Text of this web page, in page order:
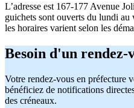
L’adresse est 167-177 Avenue
guichets sont ouverts du lundi
les horaires varient selon les
Besoin d'un rendez-
Votre rendez-vous en préfecture
bénéficiez de notifications
des créneaux.